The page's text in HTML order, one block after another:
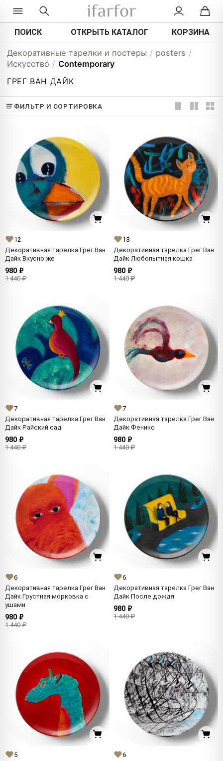
ПОИСК ОТКРЫТЬ КАТАЛОГ КОРЗИНА
Декоративные тарелки и постеры / posters /
Искусство / Contemporary
ГРЕГ ВАН ДАЙК
ФИЛЬТР И СОРТИРОВКА
12
Декоративная тарелка Грег Ван
Дайк Вкусно же
980 ₽
1 440 ₽
13
Декоративная тарелка Грег Ван
Дайк Любопытная кошка
980 ₽
1 440 ₽
7
Декоративная тарелка Грег Ван
Дайк Райский сад
980 ₽
1 440 ₽
7
Декоративная тарелка Грег Ван
Дайк Феникс
980 ₽
1 440 ₽
6
Декоративная тарелка Грег Ван
Дайк Грустная морковка с
ушами
980 ₽
1 440 ₽
6
Декоративная тарелка Грег Ван
Дайк После дождя
980 ₽
1 440 ₽
5
6